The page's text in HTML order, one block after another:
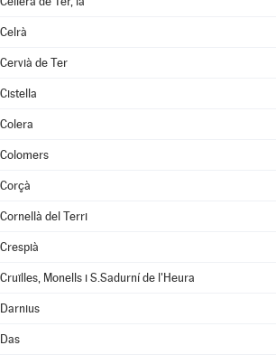
Celrà
Cervià de Ter
Cistella
Colera
Colomers
Corçà
Cornellà del Terri
Crespià
Cruïlles, Monells i S.Sadurní de l'Heura
Darnius
Das